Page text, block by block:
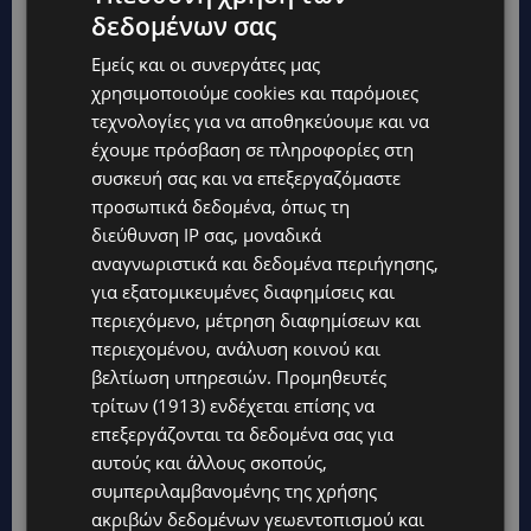
ΝΟΣΟΚΟΜΕΙΟ ΛΕΜΕΣΟΥ: «Θα γινόμουν εγώ τα μάτια του» –
Συγκλονίζει η μητέρα του 4χρονου Μάριου: «Ζούμε σε μια
επικίνδυνη πόλη» -(Βίντεο)
ΤΡΑΓΩΔΙΑ ΣΤΗΝ ΞΥΛΟΦΑΓΟΥ: Η δικαστική απόφαση που κρατά
τον πατέρα μακριά από την κηδεία των παιδιών του
UPDATES
ΑΓΙΑ ΝΑΠΑ: €25.555 στην κατοχή 34χρονου – Εντοπίστηκαν
και αδασμολόγητα καπνικά προϊόντα
δεδομένων σας
Εμείς και οι συνεργάτες μας
χρησιμοποιούμε cookies και παρόμοιες
τεχνολογίες για να αποθηκεύουμε και να
έχουμε πρόσβαση σε πληροφορίες στη
συσκευή σας και να επεξεργαζόμαστε
προσωπικά δεδομένα, όπως τη
διεύθυνση IP σας, μοναδικά
αναγνωριστικά και δεδομένα περιήγησης,
για εξατομικευμένες διαφημίσεις και
περιεχόμενο, μέτρηση διαφημίσεων και
περιεχομένου, ανάλυση κοινού και
βελτίωση υπηρεσιών. Προμηθευτές
τρίτων (1913) ενδέχεται επίσης να
επεξεργάζονται τα δεδομένα σας για
αυτούς και άλλους σκοπούς,
συμπεριλαμβανομένης της χρήσης
ακριβών δεδομένων γεωεντοπισμού και